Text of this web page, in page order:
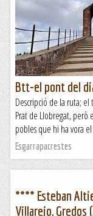
Btt-el pont del
Descripció de la ruta;
Prat de Llobregat, però
pobles que hi ha vora
Esgarrapacrestes
**** Esteban
Villarejo, Gredos